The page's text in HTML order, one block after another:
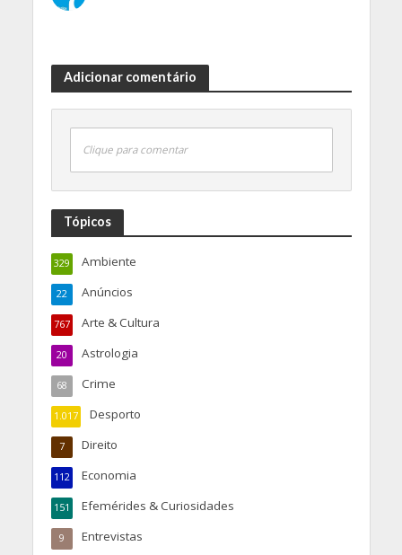
Adicionar comentário
Clique para comentar
Tópicos
Ambiente
329
Anúncios
22
Arte & Cultura
767
Astrologia
20
Crime
68
Desporto
1.017
Direito
7
Economia
112
Efemérides & Curiosidades
151
Entrevistas
9